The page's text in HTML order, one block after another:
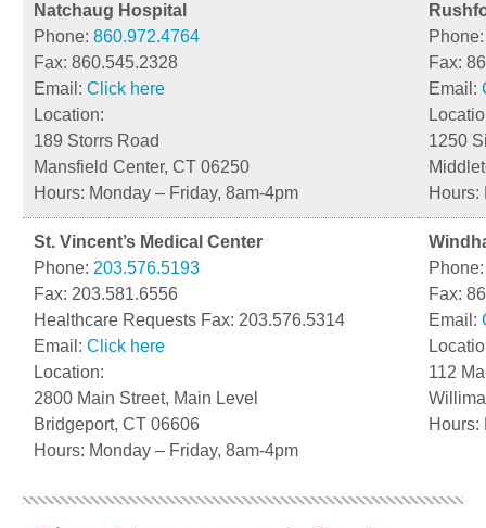
Natchaug Hospital
Phone: 860.972.4764
Fax: 860.545.2328
Email: Click here
Location:
189 Storrs Road
Mansfield Center, CT 06250
Hours: Monday – Friday, 8am-4pm
Fax:
Email:
1250
Hours:
St. Vincent’s Medical Center
Phone: 203.576.5193
Fax: 203.581.6556
Healthcare Requests Fax: 203.576.5314
Email: Click here
Location:
2800 Main Street, Main Level
Bridgeport, CT 06606
Hours: Monday – Friday, 8am-4pm
Fax:
Email:
112
Hours: